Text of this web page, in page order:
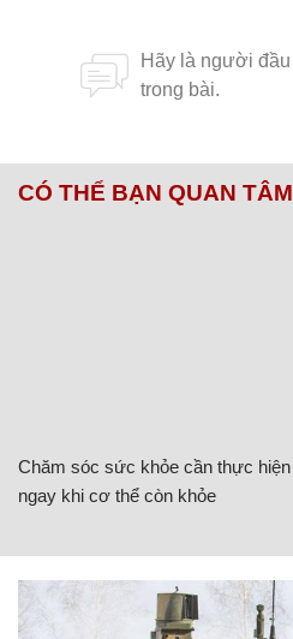
CÓ THỂ BẠN QUAN TÂM
Chăm sóc sức khỏe cần thực hiện
ngay khi cơ thể còn khỏe